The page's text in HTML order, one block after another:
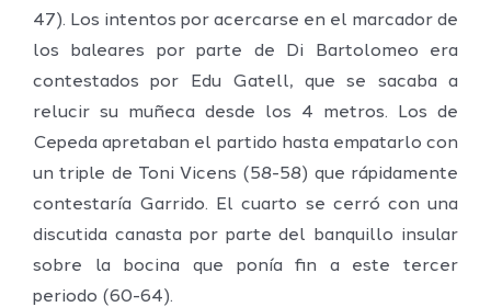
47). Los intentos por acercarse en el marcador de
los baleares por parte de Di Bartolomeo era
contestados por Edu Gatell, que se sacaba a
relucir su muñeca desde los 4 metros. Los de
Cepeda apretaban el partido hasta empatarlo con
un triple de Toni Vicens (58-58) que rápidamente
contestaría Garrido. El cuarto se cerró con una
discutida canasta por parte del banquillo insular
sobre la bocina que ponía fin a este tercer
periodo (60-64).